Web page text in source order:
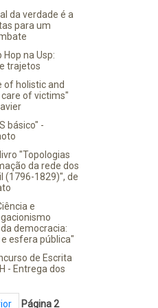
da verdade é a
para um
Hop na Usp:
trajetos
of holistic and
of victims"
básico" -
"Topologias
da rede dos
(1796-1829)", de
e
democracia:
esfera pública"
de Escrita
- Entrega dos
Página 2